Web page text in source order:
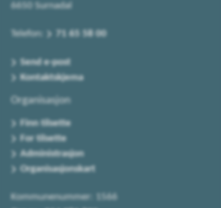
6650 Surnadal
Telefon: 71 65 58 00
Send e-post
Kontaktskjema
Organisasjon
Finn tilsette
For tilsette
Administrasjon
Organisasjonskart
Kommunenummer: 1566